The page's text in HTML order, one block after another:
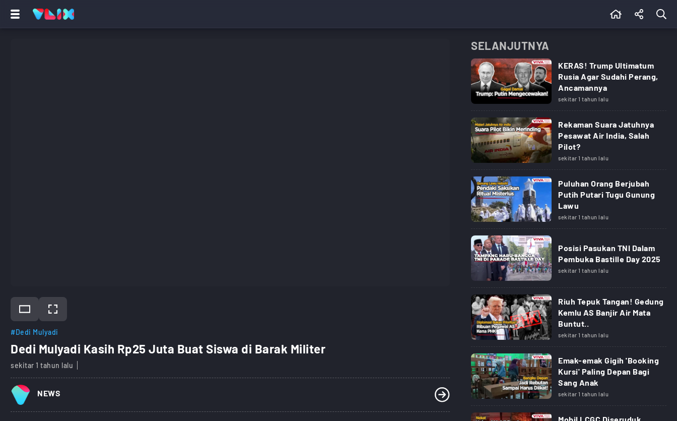
#Dedi Mulyadi
Dedi Mulyadi Kasih Rp25 Juta Buat Siswa di Barak Militer
sekitar 1 tahun lalu
NEWS
SELANJUTNYA
KERAS! Trump Ultimatum
Rusia Agar Sudahi Perang,
Ancamannya
sekitar 1 tahun lalu
Rekaman Suara Jatuhnya
Pesawat Air India, Salah
Pilot?
sekitar 1 tahun lalu
Puluhan Orang Berjubah
Putih Putari Tugu Gunung
Lawu
sekitar 1 tahun lalu
Posisi Pasukan TNI Dalam
Pembuka Bastille Day 2025
sekitar 1 tahun lalu
Riuh Tepuk Tangan! Gedung
Kemlu AS Banjir Air Mata
Buntut..
sekitar 1 tahun lalu
Emak-emak Gigih 'Booking
Kursi' Paling Depan Bagi
Sang Anak
sekitar 1 tahun lalu